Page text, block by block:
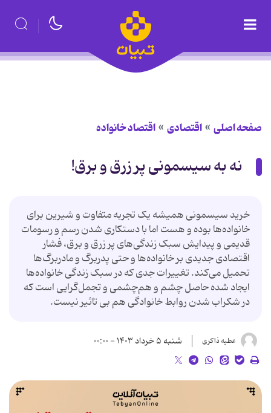
صفحه اصلی اقتصادی اقتصاد خانواده
نه به سیسمونی پر زرق و برق!
خرید سیسمونی همیشه یک تجربه متفاوت و شیرین برای
خانواده‌ها بوده و هست اما با دستکاری شدن رسم و رسومات
قدیمی و پیدایش سبک زندگی‌های پر زرق و برق، فشار
اقتصادی جدیدی بر خانواده‌ها و حتی پدربرگ و مادربرگ‌ها
تحمیل می‌کند. تغییرات جدی که در سبک زندگی خانواده‌ها
ایجاد شده حاصل چشم و هم‌چشمی و تجمل‌گرایی است که
در شکراب شدن روابط خانوادگی هم بی تاثیر نیست.
عطیه ذاکری شنبه ۵ خرداد ۱۴۰۳ - ۰۰:۰۰